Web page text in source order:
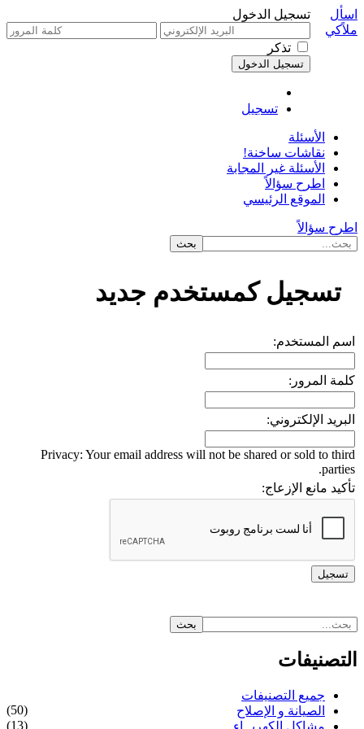
تسجيل الدخول
تذكر
تسجيل
اسأل
ملاًكي
الأسئلة
نقاشات ساخنة!
الأسئلة غير المجابة
اطرح سؤالاً
الموقع الرئيسي
اطرح سؤالاً
تسجيل كمستخدم جديد
اسم المستخدم:
كلمة المرور:
البريد الإلكتروني:
Privacy: Your email address will not be shared or sold to third
parties.
تأكيد مانع الإزعاج:
التصنيفات
جميع التصنيفات
الصيانة و الإصلاح
(50)
(13)